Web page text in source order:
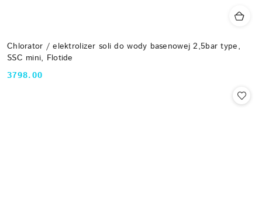
Chlorator / elektrolizer soli do wody basenowej 2,5bar type,
SSC mini, Flotide
Cena:
3798.00